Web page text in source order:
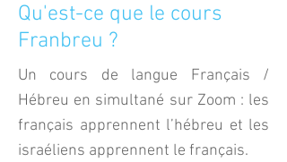
Qu'est-ce que le cours
Franbreu ?
Un cours de langue Français /
Hébreu en simultané sur Zoom : les
français apprennent l’hébreu et les
israéliens apprennent le français.